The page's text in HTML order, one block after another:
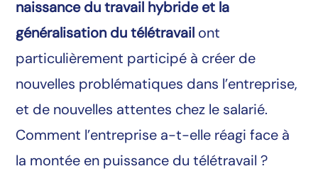
naissance du travail hybride et la
généralisation du télétravail ont
particulièrement participé à créer de
nouvelles problématiques dans l’entreprise,
et de nouvelles attentes chez le salarié.
Comment l’entreprise a-t-elle réagi face à
la montée en puissance du télétravail ?